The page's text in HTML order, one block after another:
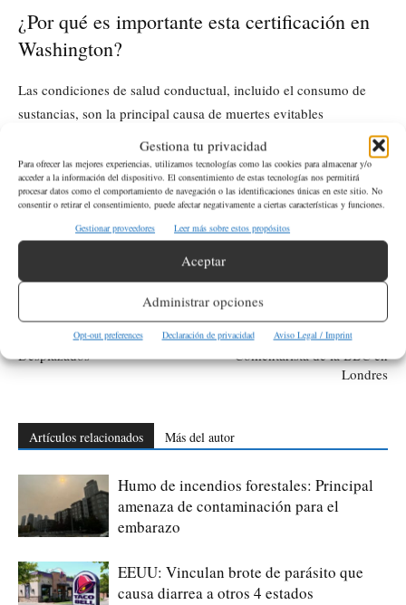
Gestiona tu privacidad
Para ofrecer las mejores experiencias, utilizamos tecnologías como las cookies para almacenar y/o
acceder a la información del dispositivo. El consentimiento de estas tecnologías nos permitirá
procesar datos como el comportamiento de navegación o las identificaciones únicas en este sitio. No
consentir o retirar el consentimiento, puede afectar negativamente a ciertas características y funciones.
Gestionar proveedores
Leer más sobre estos propósitos
Aceptar
Administrar opciones
Opt-out preferences Declaración de privacidad Aviso Legal / Imprint
¿Por qué es importante esta certificación en
Washington?
Las condiciones de salud conductual, incluido el consumo de
sustancias, son la principal causa de muertes evitables
relacionadas con el embarazo en el estado de Washington,
haciendo que esta certificación sea crucial para mejorar la
atención.
ETIQUETAS Estado de Washington Salud Washington
Ataque Israelí en Gaza: 27
Muertos en Complejo Escolar de
Desplazados
Detenido Sospechoso del
Asesinato de Esposa e Hijas de
Comentarista de la BBC en
Londres
Artículos relacionados Más del autor
Humo de incendios forestales: Principal
amenaza de contaminación para el
embarazo
EEUU: Vinculan brote de parásito que
causa diarrea a otros 4 estados